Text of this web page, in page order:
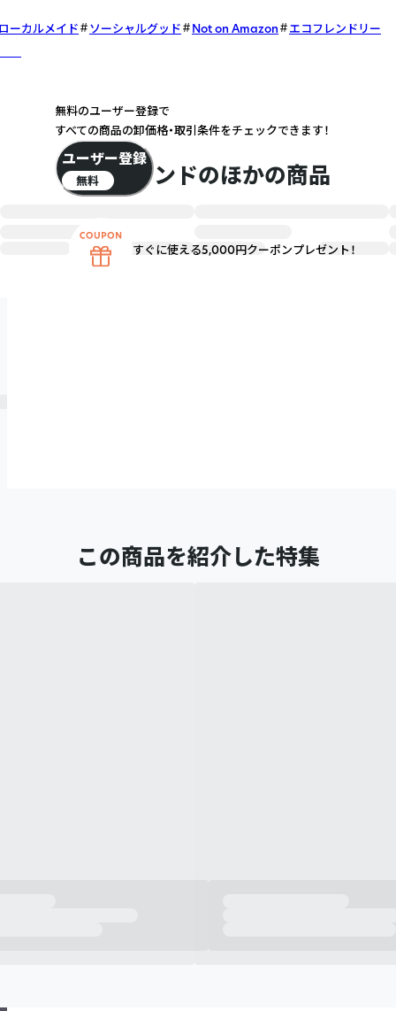
ーカルメイド ソーシャルグッド Not on Amazon
エコフレンドリー
このブランドのほかの商品
この商品を紹介した特集
無料のユーザー登録で
すべての商品の卸価格・取引条件をチェックできます！
ユーザー登録
無料
すぐに使える5,000円クーポンプレゼント！